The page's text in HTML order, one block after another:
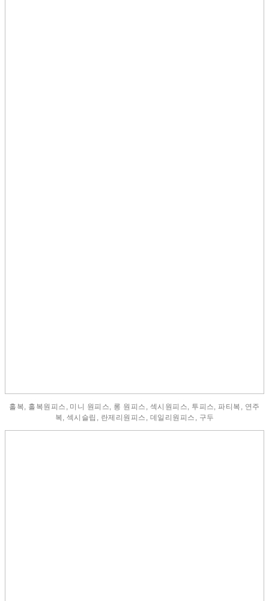
홀복, 홀복원피스, 미니 원피스, 롱 원피스, 섹시원피스, 투피스, 파티복, 연주
복, 섹시슬립, 란제리원피스, 데일리원피스, 구두